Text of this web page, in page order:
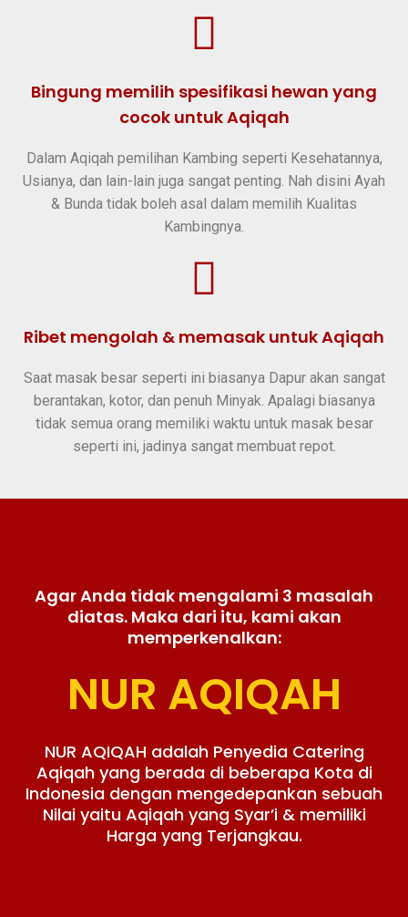
Bingung memilih spesifikasi hewan yang
cocok untuk Aqiqah
Dalam Aqiqah pemilihan Kambing seperti Kesehatannya,
Usianya, dan lain-lain juga sangat penting. Nah disini Ayah
& Bunda tidak boleh asal dalam memilih Kualitas
Kambingnya.
Ribet mengolah & memasak untuk Aqiqah
Saat masak besar seperti ini biasanya Dapur akan sangat
berantakan, kotor, dan penuh Minyak. Apalagi biasanya
tidak semua orang memiliki waktu untuk masak besar
seperti ini, jadinya sangat membuat repot.
Agar Anda tidak mengalami 3 masalah
diatas. Maka dari itu, kami akan
memperkenalkan:
NUR AQIQAH
NUR AQIQAH adalah Penyedia Catering
Aqiqah yang berada di beberapa Kota di
Indonesia dengan mengedepankan sebuah
Nilai yaitu Aqiqah yang Syar’i & memiliki
Harga yang Terjangkau.